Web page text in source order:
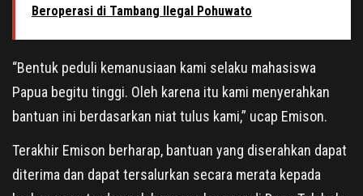
Beroperasi di Tambang Ilegal Pohuwato
“Bentuk peduli kemanusiaan kami selaku mahasiswa
Papua begitu tinggi. Oleh karena itu kami menyerahkan
bantuan ini berdasarkan niat tulus kami,” ucap Emison.
Terakhir Emison berharap, bantuan yang diserahkan dapat
diterima dan dapat tersalurkan secara merata kepada